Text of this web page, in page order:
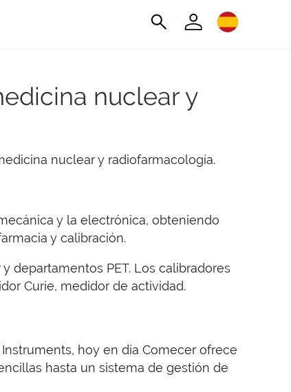
nuclear y
nuclear y radiofarmacología.
y la electrónica, obteniendo
y calibración.
departamentos PET. Los calibradores
Curie, medidor de actividad.
hoy en día Comecer ofrece
hasta un sistema de gestión de